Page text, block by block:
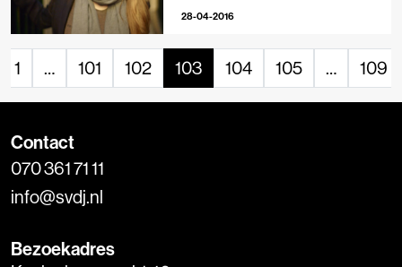
28-04-2016
1 … 101 102 103 104 105 … 109
Contact
070 361 71 11
info@svdj.nl
Bezoekadres